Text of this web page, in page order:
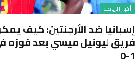
أخبار الرياضة
إسبانيا ضد الأرجنتين: كيف
1-0